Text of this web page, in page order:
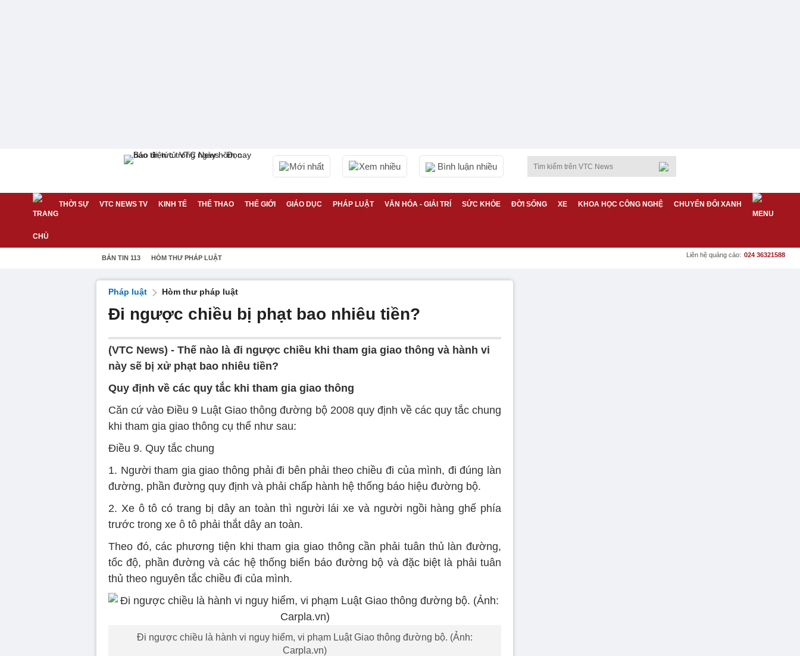
Mới nhất Xem nhiều Bình luận nhiều
THỜI SỰ VTC NEWS TV KINH TẾ THỂ THAO THẾ GIỚI GIÁO DỤC PHÁP LUẬT VĂN HÓA - GIẢI TRÍ SỨC KHỎE ĐỜI SỐNG XE KHOA HỌC CÔNG NGHỆ CHUYỂN ĐỔI XANH
BẢN TIN 113 HÒM THƯ PHÁP LUẬT Liên hệ quảng cáo: 024 36321588
Pháp luật Hòm thư pháp luật
Đi ngược chiều bị phạt bao nhiêu tiền?
(VTC News) - Thế nào là đi ngược chiều khi tham gia giao thông và hành vi
này sẽ bị xử phạt bao nhiêu tiền?
Quy định về các quy tắc khi tham gia giao thông
Căn cứ vào Điều 9 Luật Giao thông đường bộ 2008 quy định về các quy tắc chung
khi tham gia giao thông cụ thể như sau:
Điều 9. Quy tắc chung
1. Người tham gia giao thông phải đi bên phải theo chiều đi của mình, đi đúng làn
đường, phần đường quy định và phải chấp hành hệ thống báo hiệu đường bộ.
2. Xe ô tô có trang bị dây an toàn thì người lái xe và người ngồi hàng ghế phía
trước trong xe ô tô phải thắt dây an toàn.
Theo đó, các phương tiện khi tham gia giao thông cần phải tuân thủ làn đường,
tốc độ, phần đường và các hệ thống biển báo đường bộ và đặc biệt là phải tuân
thủ theo nguyên tắc chiều đi của mình.
Đi ngược chiều là hành vi nguy hiểm, vi phạm Luật Giao thông đường bộ. (Ảnh:
Carpla.vn)